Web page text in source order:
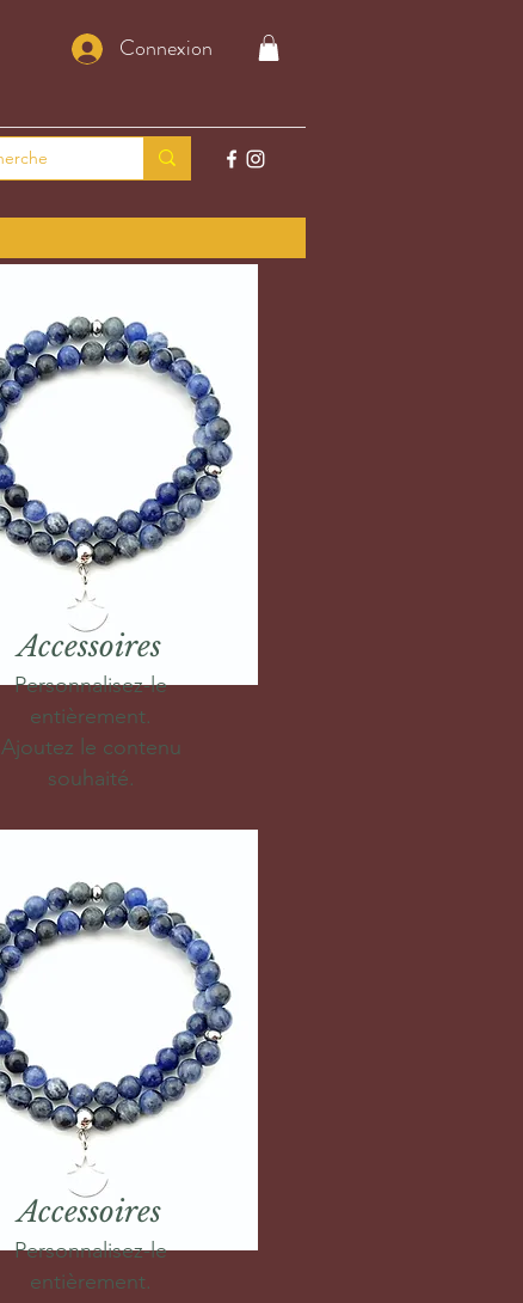
Connexion
Accessoires
Personnalisez-le
entièrement.
Ajoutez le contenu
souhaité.
Accessoires
Personnalisez-le
entièrement.